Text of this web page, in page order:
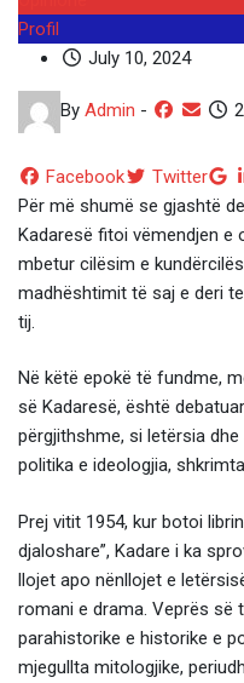
Profil
July 10, 2024
By Admin -
Facebook
Twitter
Për më shumë se gjashtë
Kadaresë fitoi vëmendjen e
mbetur cilësim e
madhështimit të saj e deri
tij.
Në këtë epokë të fundme,
së Kadaresë, është
përgjithshme, si letërsia
politika e ideologjia,
Prej vitit 1954, kur botoi
djaloshare”, Kadare i ka
llojet apo nënllojet e
romani e drama. Veprës së
parahistorike e historike e
mjegullta mitologjike,